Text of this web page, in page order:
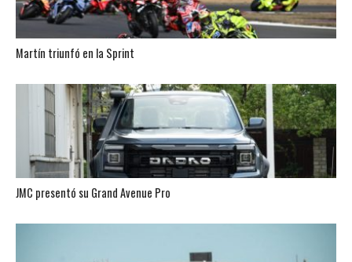
Martín triunfó en la Sprint
JMC presentó su Grand Avenue Pro